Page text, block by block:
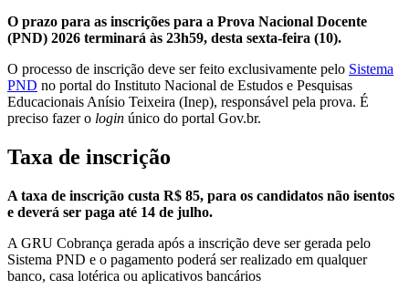
O prazo para as inscrições para a Prova Nacional Docente
(PND) 2026 terminará às 23h59, desta sexta-feira (10).
O processo de inscrição deve ser feito exclusivamente pelo Sistema
PND no portal do Instituto Nacional de Estudos e Pesquisas
Educacionais Anísio Teixeira (Inep), responsável pela prova. É
preciso fazer o login único do portal Gov.br.
Taxa de inscrição
A taxa de inscrição custa R$ 85, para os candidatos não isentos
e deverá ser paga até 14 de julho.
A GRU Cobrança gerada após a inscrição deve ser gerada pelo
Sistema PND e o pagamento poderá ser realizado em qualquer
banco, casa lotérica ou aplicativos bancários